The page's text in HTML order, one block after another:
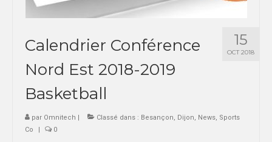
15
OCT 2018
Calendrier Conférence
Nord Est 2018-2019
Basketball
par Omnitech | Classé dans : Besançon, Dijon, News, Sports
Co
| 0